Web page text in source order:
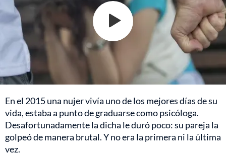
En el 2015 una nujer vivía uno de los mejores días de su
vida, estaba a punto de graduarse como psicóloga.
Desafortunadamente la dicha le duró poco: su pareja la
golpeó de manera brutal. Y no era la primera ni la última
vez.